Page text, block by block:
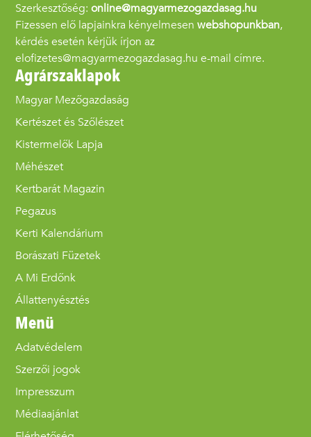
Szerkesztőség:online@magyarmezogazdasag.hu
Fizessen elő lapjainkra kényelmesenwebshopunkban,
kérdés esetén kérjük írjon az
elofizetes@magyarmezogazdasag.hu e-mail címre.
Agrárszaklapok
Magyar Mezőgazdaság
Kertészet és Szőlészet
Kistermelők Lapja
Méhészet
Kertbarát Magazin
Pegazus
Kerti Kalendárium
Borászati Füzetek
A Mi Erdőnk
Állattenyésztés
Menü
Adatvédelem
Szerzői jogok
Impresszum
Médiaajánlat